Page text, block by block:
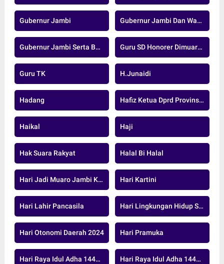
Gubernur Jambi Gubernur Jambi Dan Wakil Gubernur Jambi
Gubernur Jambi Serta Bupati Dan Wakil Bupati Muaro Jambi Guru SD Honorer Dimuaro Jambi
Guru TK H.junaidi
Hadang Hafiz Ketua Dprd Provinsi Jambi
Haikal Haji
Hak Suara Rakyat Halal Bi Halal
Hari Jadi Muaro Jambi Ke-26 Hari Kartini
Hari Lahir Pancasila Hari Lingkungan Hidup Sedunia
Hari Otonomi Daerah 2024 Hari Pramuka
Hari Raya Idul Adha 1446 H Hari Raya Idul Adha 1447 H